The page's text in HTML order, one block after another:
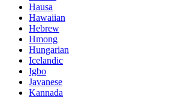
Hausa
Hawaiian
Hebrew
Hmong
Hungarian
Icelandic
Igbo
Javanese
Kannada